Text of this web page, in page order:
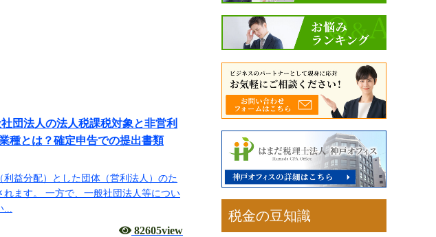
団法人の法人税課税対象と非営利
種とは？確定申告での提出書類
益分配）とした団体（営利法人）のた
ます。 一方で、一般社団法人等につい
...
82605view
税金の豆知識